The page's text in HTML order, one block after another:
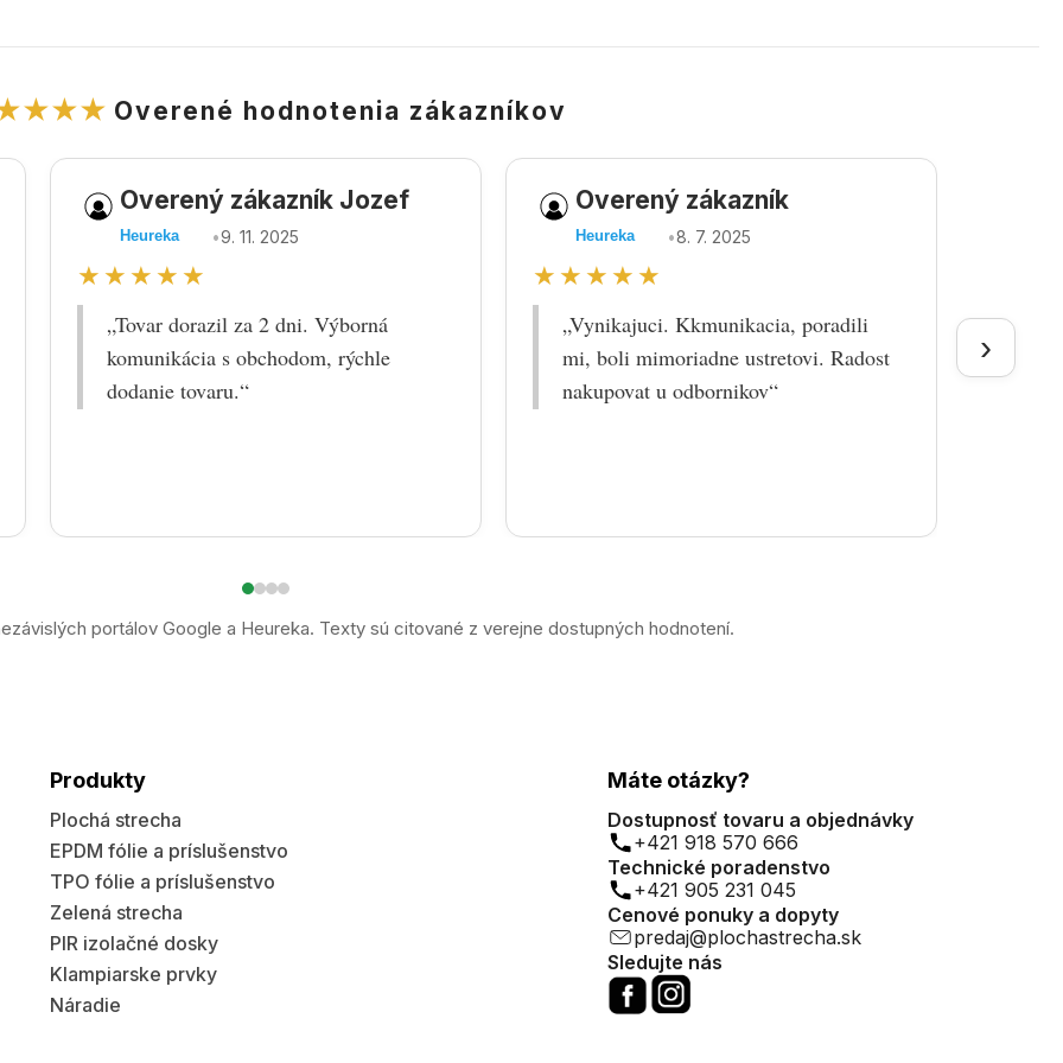
Overené hodnotenia zákazníkov
Overený zákazník Jozef
Heureka •9. 11. 2025
★★★★★
„Tovar dorazil za 2 dni. Výborná
komunikácia s obchodom, rýchle
dodanie tovaru.“
Overený zákazník
Heureka •8. 7. 2025
★★★★★
„Vynikajuci. Kkmunikacia, poradili
mi, boli mimoriadne ustretovi. Radost
nakupovat u odbornikov“
›
portálov Google a Heureka. Texty sú citované z verejne dostupných hodnotení.
Produkty
Plochá strecha
EPDM fólie a príslušenstvo
TPO fólie a príslušenstvo
Zelená strecha
PIR izolačné dosky
Klampiarske prvky
Náradie
Máte otázky?
Dostupnosť tovaru a objednávky
+421 918 570 666
Technické poradenstvo
+421 905 231 045
Cenové ponuky a dopyty
predaj@plochastrecha.sk
Sledujte nás